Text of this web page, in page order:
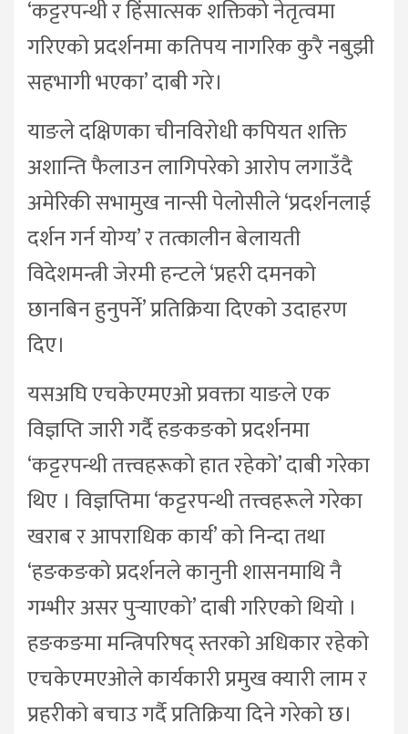
‘कट्टरपन्थी र हिंसात्सक शक्तिको नेतृत्वमा
गरिएको प्रदर्शनमा कतिपय नागरिक कुरै नबुझी
सहभागी भएका’ दाबी गरे।
याङले दक्षिणका चीनविरोधी कपियत शक्ति
अशान्ति फैलाउन लागिपरेको आरोप लगाउँदै
अमेरिकी सभामुख नान्सी पेलोसीले ‘प्रदर्शनलाई
दर्शन गर्न योग्य’ र तत्कालीन बेलायती
विदेशमन्त्री जेरमी हन्टले ‘प्रहरी दमनको
छानबिन हुनुपर्ने’ प्रतिक्रिया दिएको उदाहरण
दिए।
यसअघि एचकेएमएओ प्रवक्ता याङले एक
विज्ञप्ति जारी गर्दै हङकङको प्रदर्शनमा
‘कट्टरपन्थी तत्त्वहरूको हात रहेको’ दाबी गरेका
थिए । विज्ञप्तिमा ‘कट्टरपन्थी तत्त्वहरूले गरेका
खराब र आपराधिक कार्य’ को निन्दा तथा
‘हङकङको प्रदर्शनले कानुनी शासनमाथि नै
गम्भीर असर पुर्‍याएको’ दाबी गरिएको थियो ।
हङकङमा मन्त्रिपरिषद् स्तरको अधिकार रहेको
एचकेएमएओले कार्यकारी प्रमुख क्यारी लाम र
प्रहरीको बचाउ गर्दै प्रतिक्रिया दिने गरेको छ।